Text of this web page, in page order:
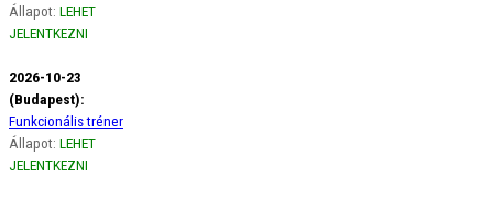
Állapot: LEHET
JELENTKEZNI
2026-10-23
(Budapest):
Funkcionális tréner
Állapot: LEHET
JELENTKEZNI